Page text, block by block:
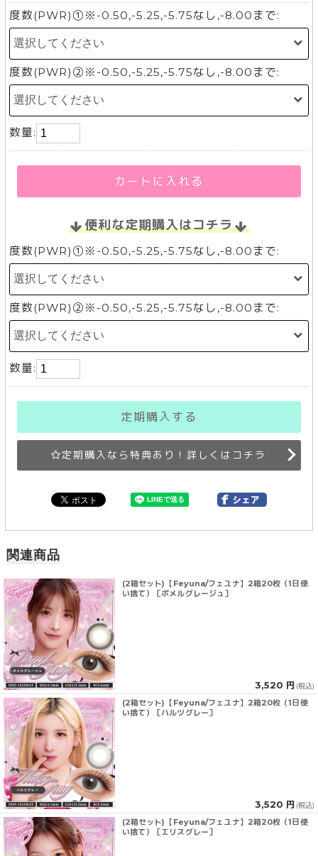
度数(PWR)①※-0.50,-5.25,-5.75なし,-8.00まで:
度数(PWR)②※-0.50,-5.25,-5.75なし,-8.00まで:
数量:
カートに入れる
便利な定期購入はコチラ
度数(PWR)①※-0.50,-5.25,-5.75なし,-8.00まで:
度数(PWR)②※-0.50,-5.25,-5.75なし,-8.00まで:
数量:
定期購入する
定期購入なら特典あり！詳しくはコチラ
関連商品
(2箱セット)【Feyuna/フェユナ】2箱20枚（1日使
い捨て）［ポメルグレージュ］
3,520 円 (税込)
(2箱セット)【Feyuna/フェユナ】2箱20枚（1日使
い捨て）［ハルツグレー］
3,520 円 (税込)
(2箱セット)【Feyuna/フェユナ】2箱20枚（1日使
い捨て）［エリスグレー］